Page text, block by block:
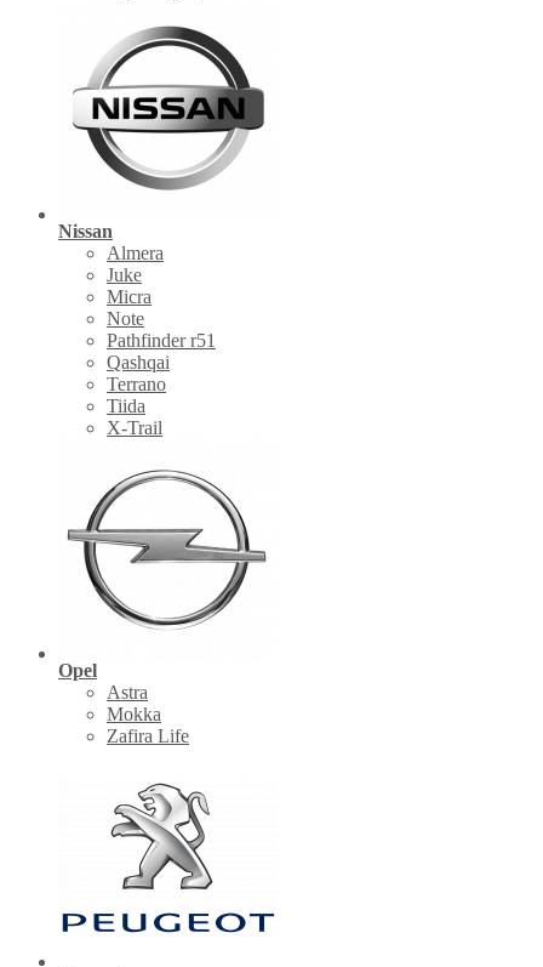
Nissan
Almera
Juke
Micra
Note
Pathfinder r51
Qashqai
Terrano
Tiida
X-Trail
Opel
Astra
Mokka
Zafira Life